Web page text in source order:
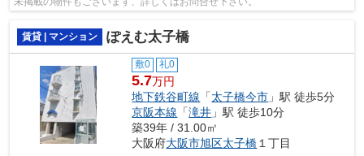
賃貸 | マンション ぽえむ太子橋
敷0 礼0
5.7万円
地下鉄谷町線 「太子橋今市 」駅 徒歩5分
京阪本線 「滝井 」駅 徒歩10分
築39年 / 31.00㎡
大阪府大阪市旭区太子橋１丁目